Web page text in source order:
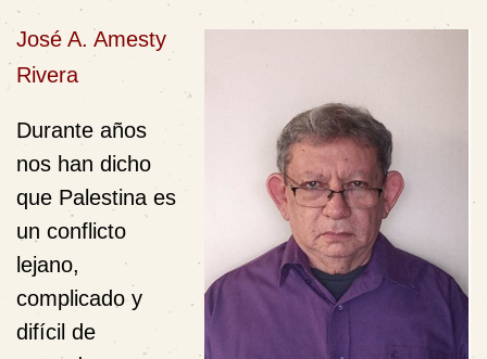
José A. Amesty
Rivera
Durante años
nos han dicho
que Palestina es
un conflicto
lejano,
complicado y
difícil de